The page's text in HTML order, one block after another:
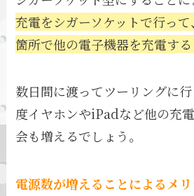
充電をシガーソケットで行っ
箇所で他の電子機器を充電する
数日間に渡ってツーリングに
度イヤホンやiPadなど他の充
会も増えるでしょう。
電源数が増えることによるメ